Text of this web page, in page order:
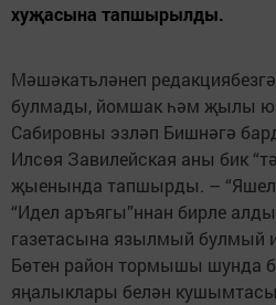
хуҗасына тапшырылды.
Мәшәкатьләнеп
булмады, йомшак һәм җылы
Сабировны эзләп Бишнәгә
Илсөя Завилейская аны бик
җыенында тапшырды. – “Яшел
“Идел аръягы”ннан бирле
газетасына язылмый булмый
Бөтен район тормышы шунда
яңалыклары белән